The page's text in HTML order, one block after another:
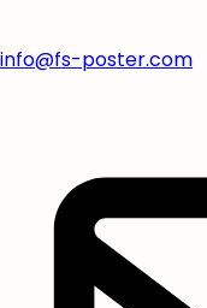
info@fs-poster.com